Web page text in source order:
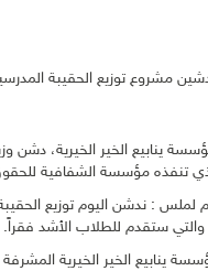
ينابيع الخير الخيرية، دشن
مؤسسة الشفافية للحقوق
ستقدم للطلاب الأشد فقراً.
ينابيع الخير الخيرية